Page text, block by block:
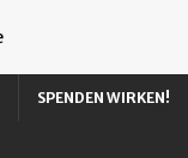
SPENDEN WIRKEN!